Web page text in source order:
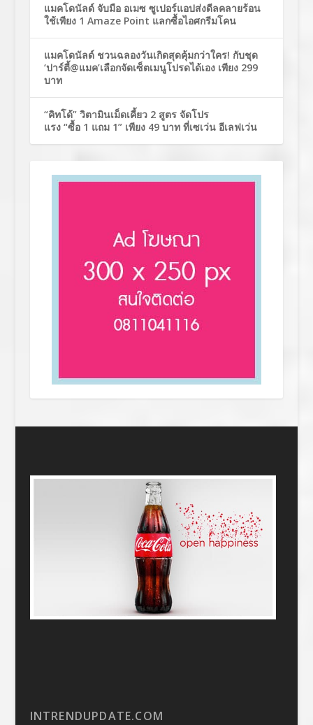
แมคโดนัลด์ จับมือ อเมซ ซูเปอร์แอปส่งดีลคลายร้อน
ใช้เพียง 1 Amaze Point แลกซื้อไอศกรีมโคน
แมคโดนัลด์ ชวนฉลองวันเกิดสุดคุ้มกว่าใคร! กับชุด
‘ปาร์ตี้@แมค’เลือกจัดเซ็ตเมนูโปรดได้เอง เพียง 299
บาท
“คิทโด้” วิตามินเม็ดเคี้ยว 2 สูตร จัดโปร
แรง “ซื้อ 1 แถม 1” เพียง 49 บาท ที่เซเว่น อีเลฟเว่น
INTRENDUPDATE.COM